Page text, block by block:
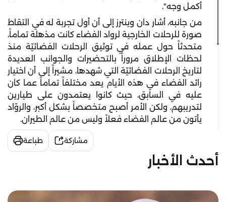
أكمل وجه".
من جانبه، أشار دان وينترز إلى أن أول تجربة له في التقاط
صورة للرحلات الخارجية لرواد الفضاء كانت مذهلة تماماً،
متحدثاً حول عمله في توثيق الرحلات الفضائيّة منذ
لحظات الإطلاق مروراً بالتحضيرات والجوانب العديدة
لتاريخ الرحلات الفضائيّة التي شهدها، مشيراً إلى أن اختيار
رائد الفضاء في هذه الأيام يعد مختلفاً تماماً عما كان
عليه في السابق، حيث كانوا يعتمدون على طيارين
لتدريبهم، ولكن الأمر أصبح متخصصاً بشكل أكبر، والروّاد
يأتون من عالم الفضاء فعلاً وليس من عالم الطيران.
مشاركة طباعة
أحدث الأخبار